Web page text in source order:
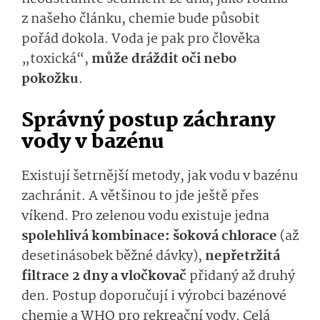
z našeho článku, chemie bude působit
pořád dokola. Voda je pak pro člověka
„toxická“, může dráždit oči nebo
pokožku.
Správný postup záchrany
vody v bazénu
Existují šetrnější metody, jak vodu v bazénu
zachránit. A většinou to jde ještě přes
víkend. Pro zelenou vodu existuje jedna
spolehlivá kombinace: šoková chlorace (až
desetinásobek běžné dávky), nepřetržitá
filtrace 2 dny a vločkovač přidaný až druhý
den. Postup doporučují i výrobci bazénové